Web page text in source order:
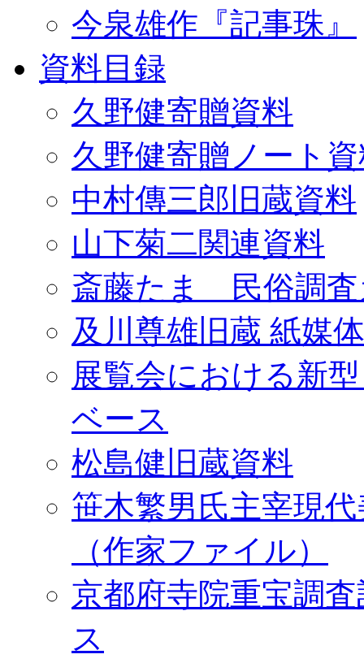
今泉雄作『記事珠』
資料目録
久野健寄贈資料
久野健寄贈ノート
中村傳三郎旧蔵資料
山下菊二関連資料
斎藤たま 民俗調査
及川尊雄旧蔵 紙媒
展覧会における新
ベース
松島健旧蔵資料
笹木繁男氏主宰現
（作家ファイル）
京都府寺院重宝調
ス